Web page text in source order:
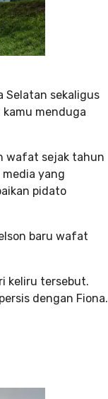
Selatan sekaligus
menduga
wafat sejak tahun
yang
pidato
baru wafat
keliru tersebut.
dengan Fiona.